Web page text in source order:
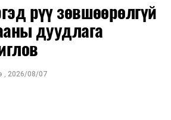
тухай
өөрчлөлт
хуулийн
гишүүн
рүү зөвшөөрөлгүй
дуудлага
, 2026/08/07